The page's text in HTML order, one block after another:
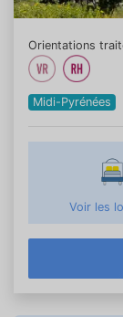
Orientations
Midi-Pyrénées
Voir les